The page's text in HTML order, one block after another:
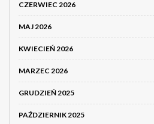
CZERWIEC 2026
MAJ 2026
KWIECIEŃ 2026
MARZEC 2026
GRUDZIEŃ 2025
PAŹDZIERNIK 2025